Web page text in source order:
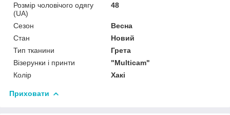
Розмір чоловічого одягу
(UA)
48
Сезон
Весна
Стан
Новий
Тип тканини
Грета
Візерунки і принти
"Multicam"
Колір
Хакі
Приховати